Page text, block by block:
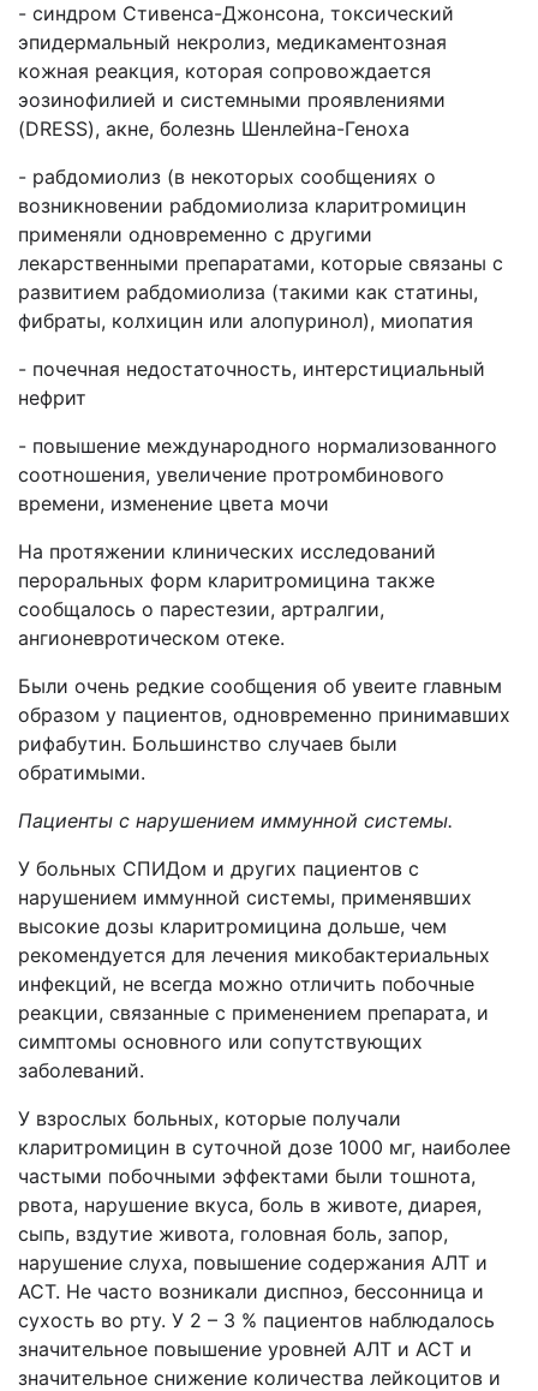
- синдром Стивенса-Джонсона, токсический
эпидермальный некролиз, медикаментозная
кожная реакция, которая сопровождается
эозинофилией и системными проявлениями
(DRESS), акне, болезнь Шенлейна-Геноха
- рабдомиолиз (в некоторых сообщениях о
возникновении рабдомиолиза кларитромицин
применяли одновременно c другими
лекарственными препаратами, которые связаны с
развитием рабдомиолиза (такими как статины,
фибраты, колхицин или алопуринол), миопатия
- почечная недостаточность, интерстициальный
нефрит
- повышение международного нормализованного
соотношения, увеличение протромбинового
времени, изменение цвета мочи
На протяжении клинических исследований
пероральных форм кларитромицина также
сообщалось о парестезии, артралгии,
ангионевротическом отеке.
Были очень редкие сообщения об увеите главным
образом у пациентов, одновременно принимавших
рифабутин. Большинство случаев были
обратимыми.
Пациенты с нарушением иммунной системы.
У больных СПИДом и других пациентов с
нарушением иммунной системы, применявших
высокие дозы кларитромицина дольше, чем
рекомендуется для лечения микобактериальных
инфекций, не всегда можно отличить побочные
реакции, связанные с применением препарата, и
симптомы основного или сопутствующих
заболеваний.
У взрослых больных, которые получали
кларитромицин в суточной дозе 1000 мг, наиболее
частыми побочными эффектами были тошнота,
рвота, нарушение вкуса, боль в животе, диарея,
сыпь, вздутие живота, головная боль, запор,
нарушение слуха, повышение содержания АЛТ и
АСТ. Не часто возникали диспноэ, бессонница и
сухость во рту. У 2 – 3 % пациентов наблюдалось
значительное повышение уровней АЛТ и АСТ и
значительное снижение количества лейкоцитов и